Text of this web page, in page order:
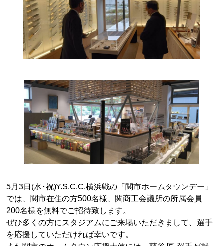
5月3日(水･祝)Y.S.C.C.横浜戦の「関市ホームタウンデー」
では、関市在住の方500名様、関商工会議所の所属会員
200名様を無料でご招待致します。
ぜひ多くの方にスタジアムにご来場いただきまして、選手
を応援していただければ幸いです。